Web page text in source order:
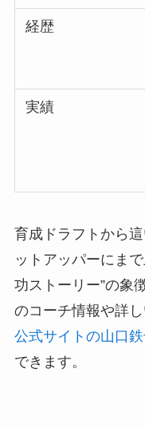
経歴
実績
育成ドラフトから
ットアッパーにま
功ストーリー”の象
のコーチ情報や詳し
公式サイトの山口
できます。